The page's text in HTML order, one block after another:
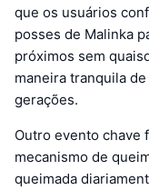
que os usuários
posses de Malinka
próximos sem
maneira tranquila
gerações.
Outro evento chave
mecanismo de
queimada